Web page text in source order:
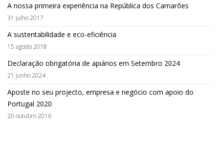
A nossa primeira experiência na República dos Camarões
31 julho 2017
A sustentabilidade e eco-eficiência
15 agosto 2018
Declaração obrigatória de apiários em Setembro 2024
21 junho 2024
Aposte no seu projecto, empresa e negócio com apoio do
Portugal 2020
20 outubro 2016